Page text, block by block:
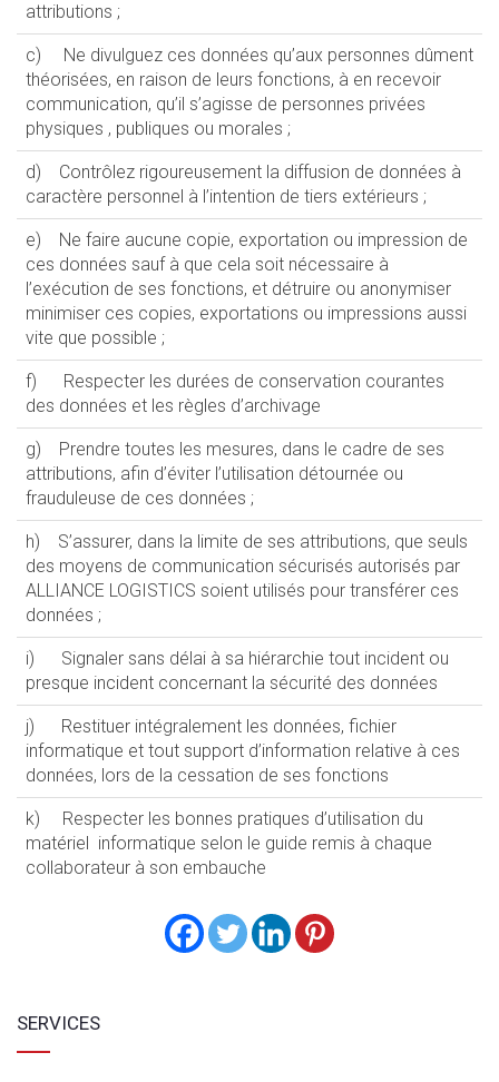
attributions ;
c) Ne divulguez ces données qu’aux personnes dûment
théorisées, en raison de leurs fonctions, à en recevoir
communication, qu’il s’agisse de personnes privées
physiques , publiques ou morales ;
d) Contrôlez rigoureusement la diffusion de données à
caractère personnel à l’intention de tiers extérieurs ;
e) Ne faire aucune copie, exportation ou impression de
ces données sauf à que cela soit nécessaire à
l’exécution de ses fonctions, et détruire ou anonymiser
minimiser ces copies, exportations ou impressions aussi
vite que possible ;
f) Respecter les durées de conservation courantes
des données et les règles d’archivage
g) Prendre toutes les mesures, dans le cadre de ses
attributions, afin d’éviter l’utilisation détournée ou
frauduleuse de ces données ;
h) S’assurer, dans la limite de ses attributions, que seuls
des moyens de communication sécurisés autorisés par
ALLIANCE LOGISTICS soient utilisés pour transférer ces
données ;
i) Signaler sans délai à sa hiérarchie tout incident ou
presque incident concernant la sécurité des données
j) Restituer intégralement les données, fichier
informatique et tout support d’information relative à ces
données, lors de la cessation de ses fonctions
k) Respecter les bonnes pratiques d’utilisation du
matériel informatique selon le guide remis à chaque
collaborateur à son embauche
SERVICES